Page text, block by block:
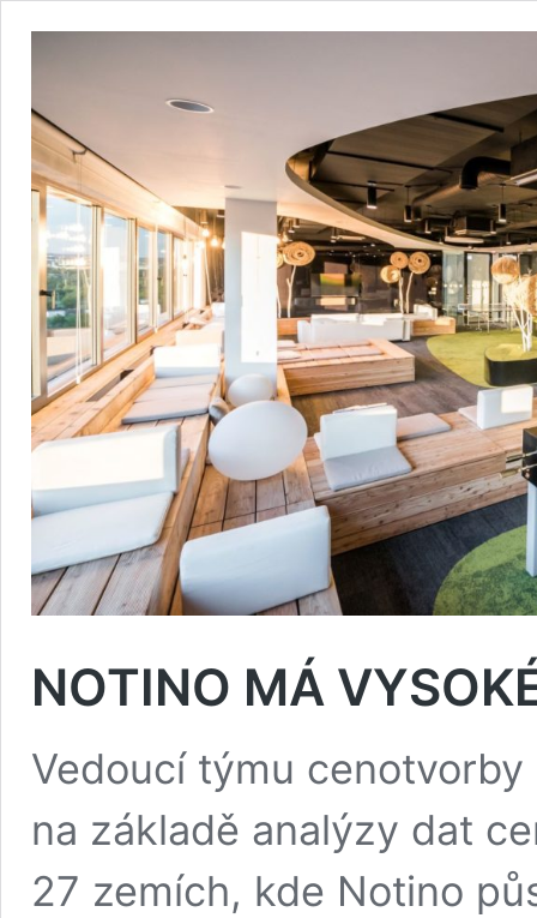
NOTINO MÁ
Vedoucí týmu
na základě analýzy dat
27 zemích, kde Notino